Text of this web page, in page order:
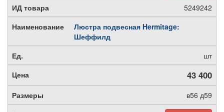
5249242
Люстра подвесная Hermitage:
Шеффилд
шт
43 400
в56 д59